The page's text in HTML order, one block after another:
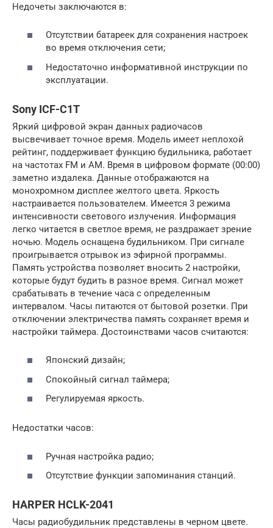
Недочеты заключаются в:
Отсутствии батареек для сохранения настроек
во время отключения сети;
Недостаточно информативной инструкции по
эксплуатации.
Sony ICF-C1T
Яркий цифровой экран данных радиочасов
высвечивает точное время. Модель имеет неплохой
рейтинг, поддерживает функцию будильника, работает
на частотах FM и AM. Время в цифровом формате (00:00)
заметно издалека. Данные отображаются на
монохромном дисплее желтого цвета. Яркость
настраивается пользователем. Имеется 3 режима
интенсивности светового излучения. Информация
легко читается в светлое время, не раздражает зрение
ночью. Модель оснащена будильником. При сигнале
проигрывается отрывок из эфирной программы.
Память устройства позволяет вносить 2 настройки,
которые будут будить в разное время. Сигнал может
срабатывать в течение часа с определенным
интервалом. Часы питаются от бытовой розетки. При
отключении электричества память сохраняет время и
настройки таймера. Достоинствами часов считаются:
Японский дизайн;
Спокойный сигнал таймера;
Регулируемая яркость.
Недостатки часов:
Ручная настройка радио;
Отсутствие функции запоминания станций.
HARPER HCLK-2041
Часы радиобудильник представлены в черном цвете.